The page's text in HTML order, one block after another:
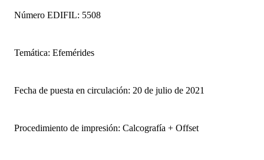
Número EDIFIL: 5508
Temática: Efemérides
Fecha de puesta en circulación: 20 de julio de 2021
Procedimiento de impresión: Calcografía + Offset